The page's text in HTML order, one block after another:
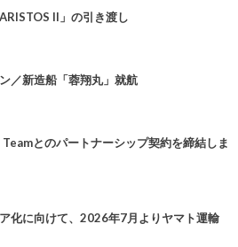
II」の引き渡し
／新造船「蓉翔丸」就航
とのパートナーシップ契約を締結しま
化に向けて、2026年7月よりヤマト運輸